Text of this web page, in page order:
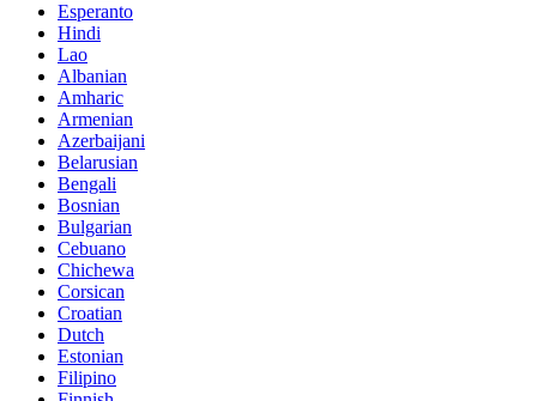
Esperanto
Hindi
Lao
Albanian
Amharic
Armenian
Azerbaijani
Belarusian
Bengali
Bosnian
Bulgarian
Cebuano
Chichewa
Corsican
Croatian
Dutch
Estonian
Filipino